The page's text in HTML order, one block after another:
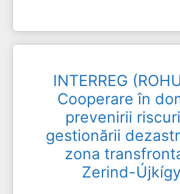
INTERREG
Cooperare în
prevenirii
gestionării
zona
Zerind-